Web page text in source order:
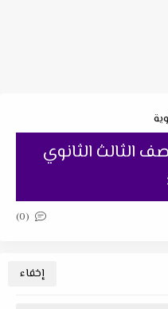
الثالث الثانوي
(0)